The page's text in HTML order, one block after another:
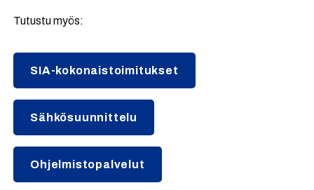
Tutustu myös:
SIA-kokonaistoimitukset
Sähkösuunnittelu
Ohjelmistopalvelut